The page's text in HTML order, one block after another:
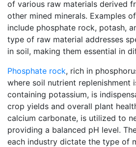
of various raw materials derived
other mined minerals. Examples
include phosphate rock, potash,
type of raw material addresses
in soil, making them essential in
Phosphate rock, rich in
where soil nutrient replenishment
containing potassium, is
crop yields and overall plant
calcium carbonate, is utilized to
providing a balanced pH level.
each industry dictate the type of